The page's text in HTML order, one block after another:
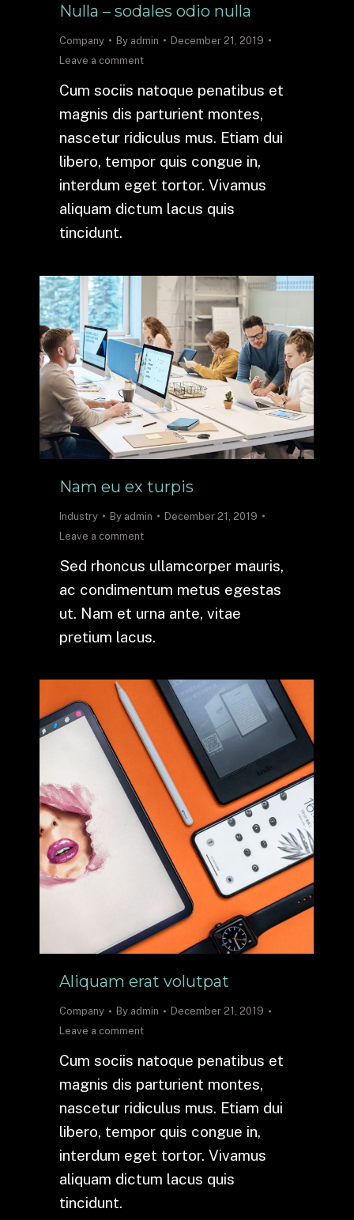
Nulla – sodales odio nulla
Company By admin
December 21, 2019
Leave a comment
Cum sociis natoque penatibus et
magnis dis parturient montes,
nascetur ridiculus mus. Etiam dui
libero, tempor quis congue in,
interdum eget tortor. Vivamus
aliquam dictum lacus quis
tincidunt.
Nam eu ex turpis
Industry By admin
December 21, 2019
Leave a comment
Sed rhoncus ullamcorper mauris,
ac condimentum metus egestas
ut. Nam et urna ante, vitae
pretium lacus.
Aliquam erat volutpat
Company By admin
December 21, 2019
Leave a comment
Cum sociis natoque penatibus et
magnis dis parturient montes,
nascetur ridiculus mus. Etiam dui
libero, tempor quis congue in,
interdum eget tortor. Vivamus
aliquam dictum lacus quis
tincidunt.